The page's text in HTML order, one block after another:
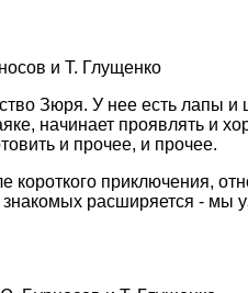
Зюря. У нее есть лапы
начинает проявлять и
и прочее, и прочее.
короткого приключения,
расширяется - мы